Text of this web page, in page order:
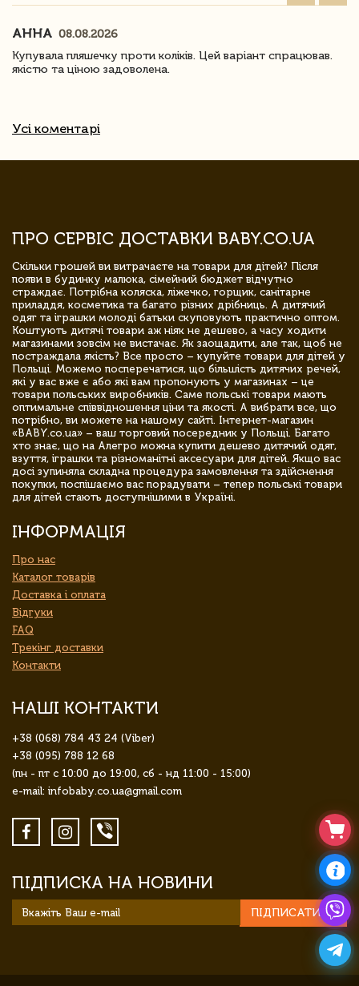
АННА 08.08.2026
Купувала пляшечку проти коліків. Цей варіант спрацював.
якістю та ціною задоволена.
Усі коментарі
ПРО СЕРВІС ДОСТАВКИ BABY.CO.UA
Скільки грошей ви витрачаєте на товари для дітей? Після
появи в будинку малюка, сімейний бюджет відчутно
страждає. Потрібна коляска, ліжечко, горщик, санітарне
приладдя, косметика та багато різних дрібниць. А дитячий
одяг та іграшки молоді батьки скуповують практично оптом.
Коштують дитячі товари аж ніяк не дешево, а часу ходити
магазинами зовсім не вистачає. Як заощадити, але так, щоб не
постраждала якість? Все просто – купуйте товари для дітей у
Польщі. Можемо посперечатися, що більшість дитячих речей,
які у вас вже є або які вам пропонують у магазинах – це
товари польських виробників. Саме польські товари мають
оптимальне співвідношення ціни та якості. А вибрати все, що
потрібно, ви можете на нашому сайті. Інтернет-магазин
«BABY.co.ua» – ваш торговий посередник у Польщі. Багато
хто знає, що на Алегро можна купити дешево дитячий одяг,
взуття, іграшки та різноманітні аксесуари для дітей. Якщо вас
досі зупиняла складна процедура замовлення та здійснення
покупки, поспішаємо вас порадувати – тепер польські товари
для дітей стають доступнішими в Україні.
ІНФОРМАЦІЯ
Про нас
Каталог товарів
Доставка і оплата
Відгуки
FAQ
Трекінг доставки
Контакти
НАШІ КОНТАКТИ
+38 (068) 784 43 24 (Viber)
+38 (095) 788 12 68
(пн - пт с 10:00 до 19:00, сб - нд 11:00 - 15:00)
e-mail: infobaby.co.ua@gmail.com
ПІДПИСКА НА НОВИНИ
ПІДПИСАТИСЯ